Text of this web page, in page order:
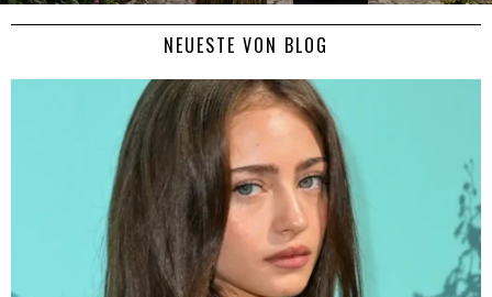
NEUESTE VON BLOG